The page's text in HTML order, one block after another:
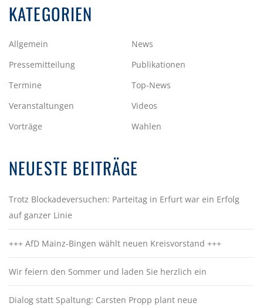
S
N
A
V
I
G
A
T
I
O
N
KATEGORIEN
Allgemein
News
Pressemitteilung
Publikationen
Termine
Top-News
Veranstaltungen
Videos
Vorträge
Wahlen
NEUESTE BEITRÄGE
Trotz Blockadeversuchen: Parteitag in Erfurt war ein Erfolg
auf ganzer Linie
+++ AfD Mainz-Bingen wählt neuen Kreisvorstand +++
Wir feiern den Sommer und laden Sie herzlich ein
Dialog statt Spaltung: Carsten Propp plant neue